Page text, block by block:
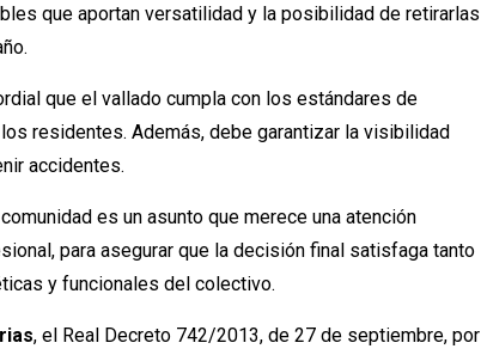
que aportan versatilidad y la posibilidad de retirarlas
que el vallado cumpla con los estándares de
residentes. Además, debe garantizar la visibilidad
accidentes.
es un asunto que merece una atención
para asegurar que la decisión final satisfaga tanto
y funcionales del colectivo.
, el Real Decreto 742/2013, de 27 de septiembre, por